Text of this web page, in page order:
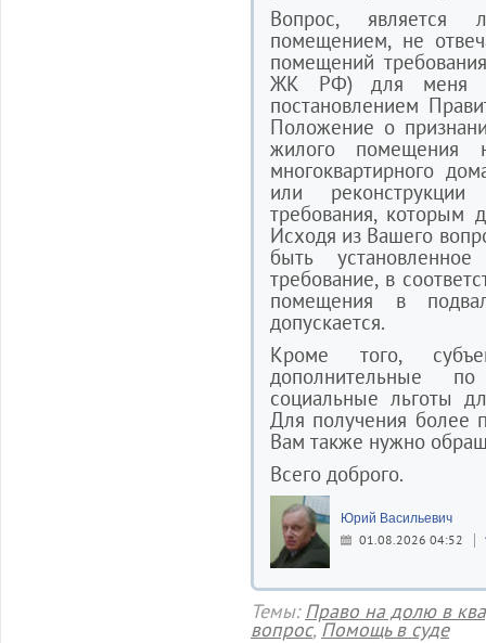
Вопрос, является
помещением, не
помещений
ЖК РФ) для меня
постановлением
Положение о
жилого помещения
многоквартирного
или
требования, которым
Исходя из Вашего
быть
требование, в
помещения в
допускается.
Кроме того,
дополнительные
социальные льготы
Для получения более
Вам также нужно
Всего доброго.
Юрий Васильевич
01.08.2026 04:52
Темы:Право на долю в
вопрос,Помощь в суде